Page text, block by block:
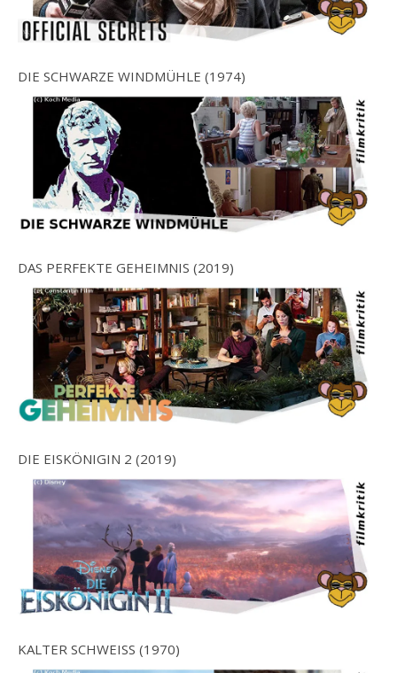
DIE SCHWARZE WINDMÜHLE (1974)
DAS PERFEKTE GEHEIMNIS (2019)
DIE EISKÖNIGIN 2 (2019)
KALTER SCHWEISS (1970)